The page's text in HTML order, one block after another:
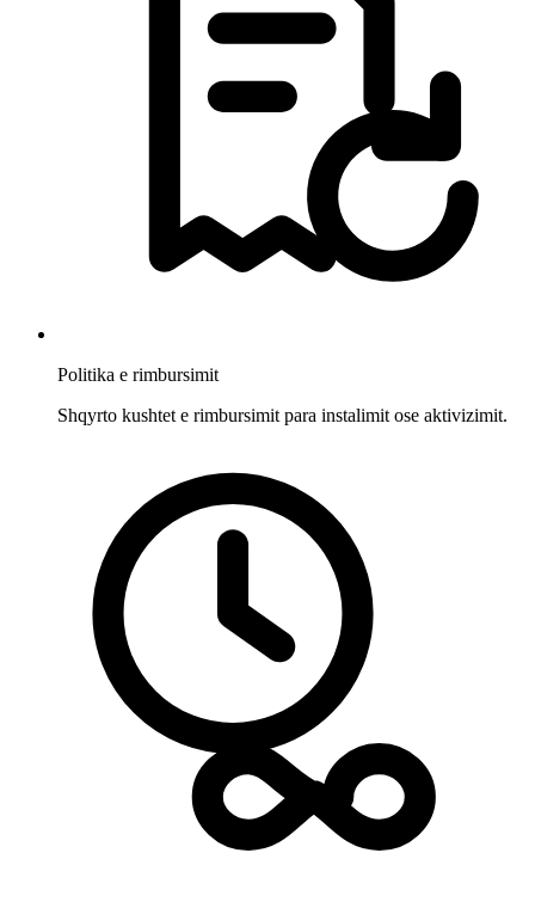
Politika e rimbursimit
Shqyrto kushtet e rimbursimit para instalimit ose aktivizimit.